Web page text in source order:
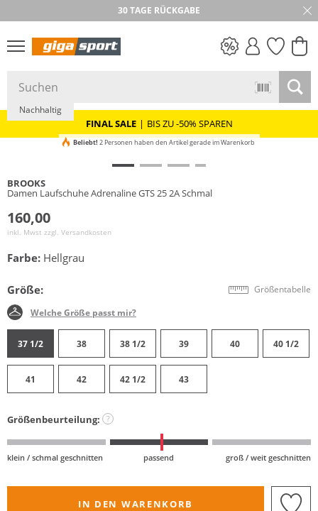
30 TAGE RÜCKGABE
PREIS & WERT
FINAL SALE | BIS ZU -50% SPAREN
Nachhaltig
Beliebt! 2 Personen haben den Artikel gerade im Warenkorb
BROOKS
Damen Laufschuhe Adrenaline GTS 25 2A Schmal
160,00
inkl. Mwst zzgl. Versandkosten
Farbe: Hellgrau
Größe: Größentabelle
Welche Größe passt mir?
37 1/2 38 38 1/2 39 40 40 1/2
41 42 42 1/2 43
Größenbeurteilung: ?
klein / schmal geschnitten passend groß / weit geschnitten
IN DEN WARENKORB